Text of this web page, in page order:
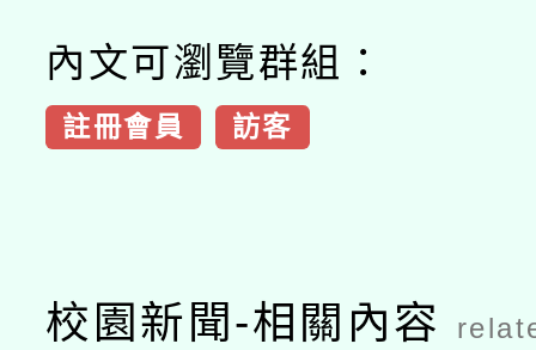
內文可瀏覽群組：
註冊會員 訪客
校園新聞-相關內容